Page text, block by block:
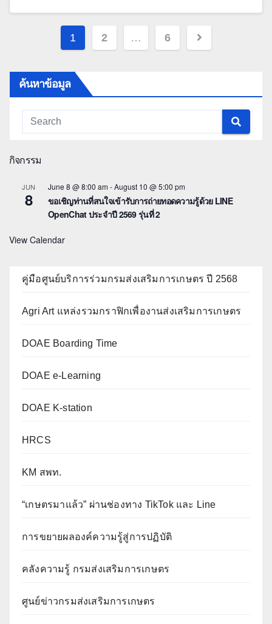
Posts
1 2 … 6
ค้นหาข้อมูล
กิจกรรม
JUN
8
June 8 @ 8:00 am-August 10 @ 5:00 pm
ขอเชิญท่านที่สนใจเข้ารับการถ่ายทอดความรู้ด้วย LINE
OpenChat ประจำปี 2569 รุ่นที่ 2
View Calendar
คู่มือศูนย์บริการร่วมกรมส่งเสริมการเกษตร ปี 2568
Agri Art แหล่งรวมกราฟิกเพื่องานส่งเสริมการเกษตร
DOAE Boarding Time
DOAE e-Learning
DOAE K-station
HRCS
KM สพท.
“เกษตรมาแล้ว” ผ่านช่องทาง TikTok และ Line
การขยายผลองค์ความรู้สู่การปฏิบัติ
คลังความรู้ กรมส่งเสริมการเกษตร
ศูนย์ข่าวกรมส่งเสริมการเกษตร